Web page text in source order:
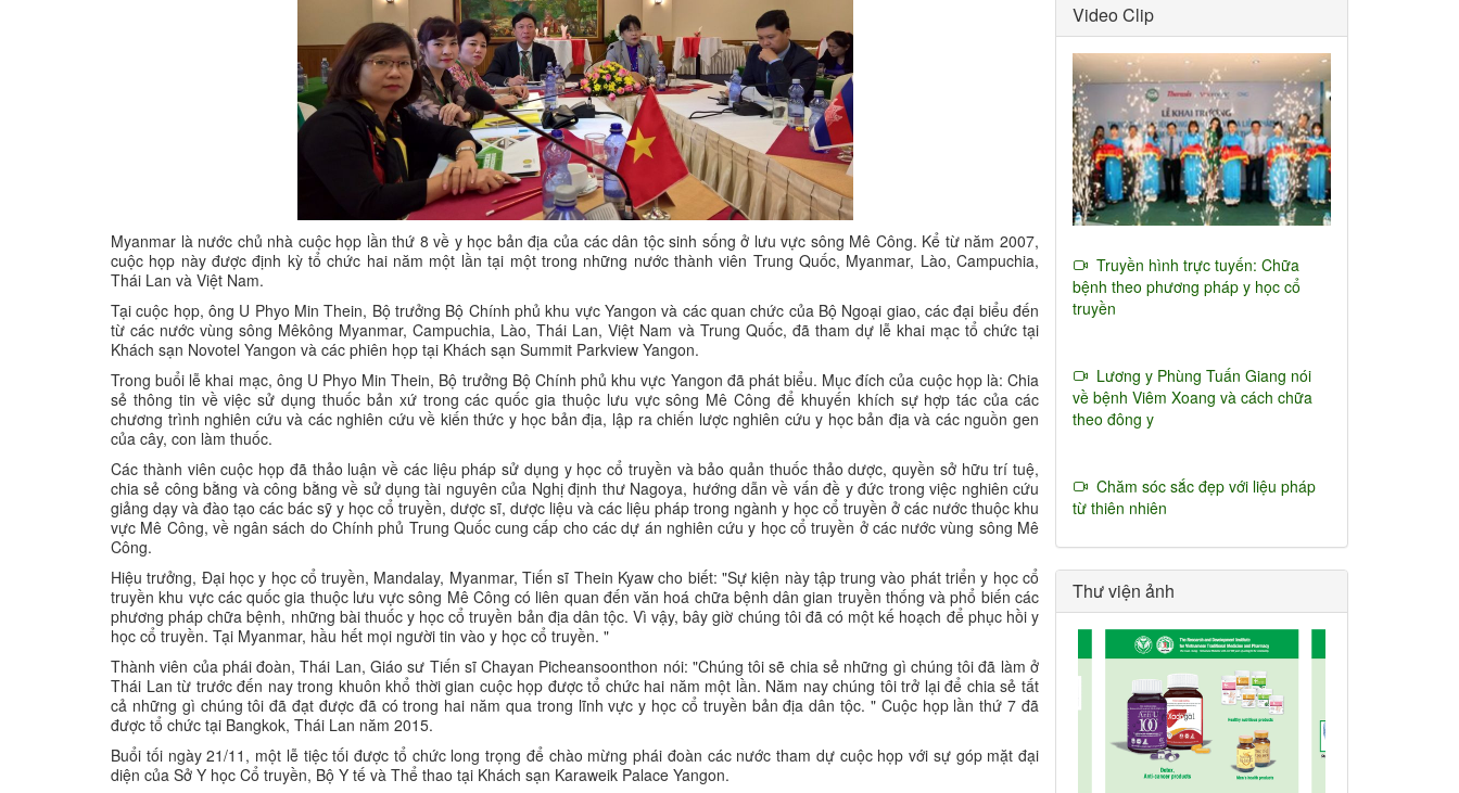
Myanmar là nước chủ nhà cuộc họp lần thứ 8 về y học bản địa của các dân tộc sinh sống ở lưu vực sông Mê Công. Kể từ năm 2007,
cuộc họp này được định kỳ tổ chức hai năm một lần tại một trong những nước thành viên Trung Quốc, Myanmar, Lào, Campuchia,
Thái Lan và Việt Nam.
Tại cuộc họp, ông U Phyo Min Thein, Bộ trưởng Bộ Chính phủ khu vực Yangon và các quan chức của Bộ Ngoại giao, các đại biểu đến
từ các nước vùng sông Mêkông Myanmar, Campuchia, Lào, Thái Lan, Việt Nam và Trung Quốc, đã tham dự lễ khai mạc tổ chức tại
Khách sạn Novotel Yangon và các phiên họp tại Khách sạn Summit Parkview Yangon.
Trong buổi lễ khai mạc, ông U Phyo Min Thein, Bộ trưởng Bộ Chính phủ khu vực Yangon đã phát biểu. Mục đích của cuộc họp là: Chia
sẻ thông tin về việc sử dụng thuốc bản xứ trong các quốc gia thuộc lưu vực sông Mê Công để khuyến khích sự hợp tác của các
chương trình nghiên cứu và các nghiên cứu về kiến ​​thức y học bản địa, lập ra chiến lược nghiên cứu y học bản địa và các nguồn gen
của cây, con làm thuốc.
Các thành viên cuộc họp đã thảo luận về các liệu pháp sử dụng y học cổ truyền và bảo quản thuốc thảo dược, quyền sở hữu trí tuệ,
chia sẻ công bằng và công bằng về sử dụng tài nguyên của Nghị định thư Nagoya, hướng dẫn về vấn đề y đức trong việc nghiên cứu
giảng dạy và đào tạo các bác sỹ y học cổ truyền, dược sĩ, dược liệu và các liệu pháp trong ngành y học cổ truyền ở các nước thuộc khu
vực Mê Công, về ngân sách do Chính phủ Trung Quốc cung cấp cho các dự án nghiên cứu y học cổ truyền ở các nước vùng sông Mê
Công.
Hiệu trưởng, Đại học y học cổ truyền, Mandalay, Myanmar, Tiến sĩ Thein Kyaw cho biết: "Sự kiện này tập trung vào phát triển y học cổ
truyền khu vực các quốc gia thuộc lưu vực sông Mê Công có liên quan đến văn hoá chữa bệnh dân gian truyền thống và phổ biến các
phương pháp chữa bệnh, những bài thuốc y học cổ truyền bản địa dân tộc. Vì vậy, bây giờ chúng tôi đã có một kế hoạch để phục hồi y
học cổ truyền. Tại Myanmar, hầu hết mọi người tin vào y học cổ truyền. "
Thành viên của phái đoàn, Thái Lan, Giáo sư Tiến sĩ Chayan Picheansoonthon nói: "Chúng tôi sẽ chia sẻ những gì chúng tôi đã làm ở
Thái Lan từ trước đến nay trong khuôn khổ thời gian cuộc họp được tổ chức hai năm một lần. Năm nay chúng tôi trở lại để chia sẻ tất
cả những gì chúng tôi đã đạt được đã có trong hai năm qua trong lĩnh vực y học cổ truyền bản địa dân tộc. " Cuộc họp lần thứ 7 đã
được tổ chức tại Bangkok, Thái Lan năm 2015.
Buổi tối ngày 21/11, một lễ tiệc tối được tổ chức long trọng để chào mừng phái đoàn các nước tham dự cuộc họp với sự góp mặt đại
diện của Sở Y học Cổ truyền, Bộ Y tế và Thể thao tại Khách sạn Karaweik Palace Yangon.
Video Clip
Truyền hình trực tuyến: Chữa
bệnh theo phương pháp y học cổ
truyền
Lương y Phùng Tuấn Giang nói
về bệnh Viêm Xoang và cách chữa
theo đông y
Chăm sóc sắc đẹp với liệu pháp
từ thiên nhiên
Thư viện ảnh